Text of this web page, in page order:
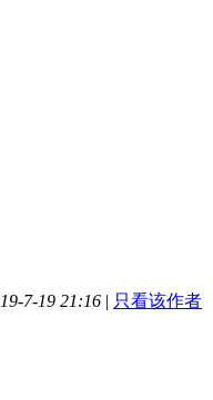
7-19 21:16 | 只看该作者